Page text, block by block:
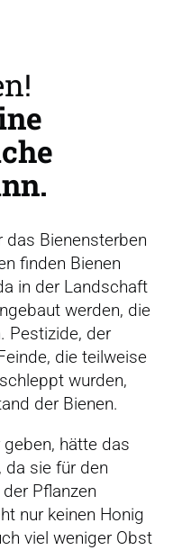
das Bienensterben
finden Bienen
in der Landschaft
werden, die
Pestizide, der
die teilweise
wurden,
der Bienen.
hätte das
sie für den
Pflanzen
nur keinen Honig
viel weniger Obst